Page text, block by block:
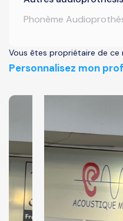
Phonème
Vous êtes propriétaire de ce
Personnalisez mon